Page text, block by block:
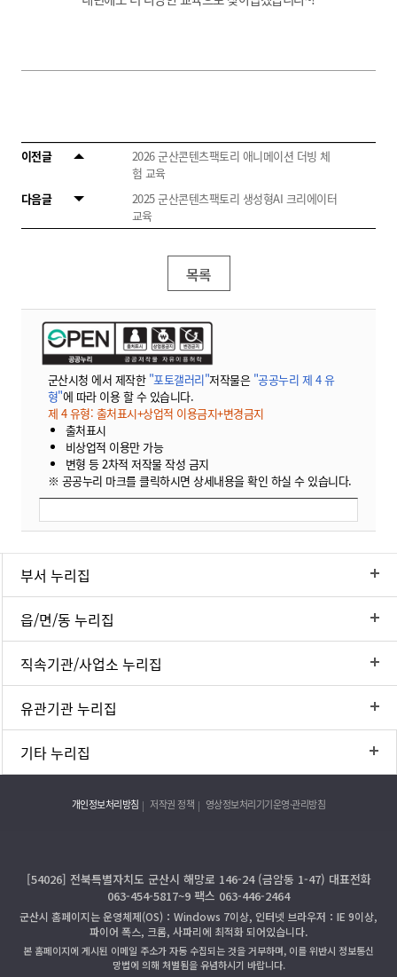
이전글
2026 군산콘텐츠팩토리 애니메이션 더빙 체
험 교육
다음글
2025 군산콘텐츠팩토리 생성형AI 크리에이터
교육
목록
군산시청 에서 제작한 "포토갤러리"저작물은 "공공누리 제 4 유
형"에 따라 이용 할 수 있습니다.
제 4 유형: 출처표시+상업적 이용금지+변경금지
출처표시
비상업적 이용만 가능
변형 등 2차적 저작물 작성 금지
※ 공공누리 마크를 클릭하시면 상세내용을 확인 하실 수 있습니다.
부서 누리집
읍/면/동 누리집
직속기관/사업소 누리집
유관기관 누리집
기타 누리집
개인정보처리방침 저작권 정책 영상정보처리기기운영·관리방침
[54026] 전북특별자치도 군산시 해망로 146-24 (금암동 1-47) 대표전화
063-454-5817~9 팩스 063-446-2464
군산시 홈페이지는 운영체제(OS)：Windows 7이상, 인터넷 브라우저：IE 9이상,
파이어 폭스, 크롬, 사파리에 최적화 되어있습니다.
본 홈페이지에 게시된 이메일 주소가 자동 수집되는 것을 거부하며, 이를 위반시 정보통신
망법에 의해 처벌됨을 유념하시기 바랍니다.